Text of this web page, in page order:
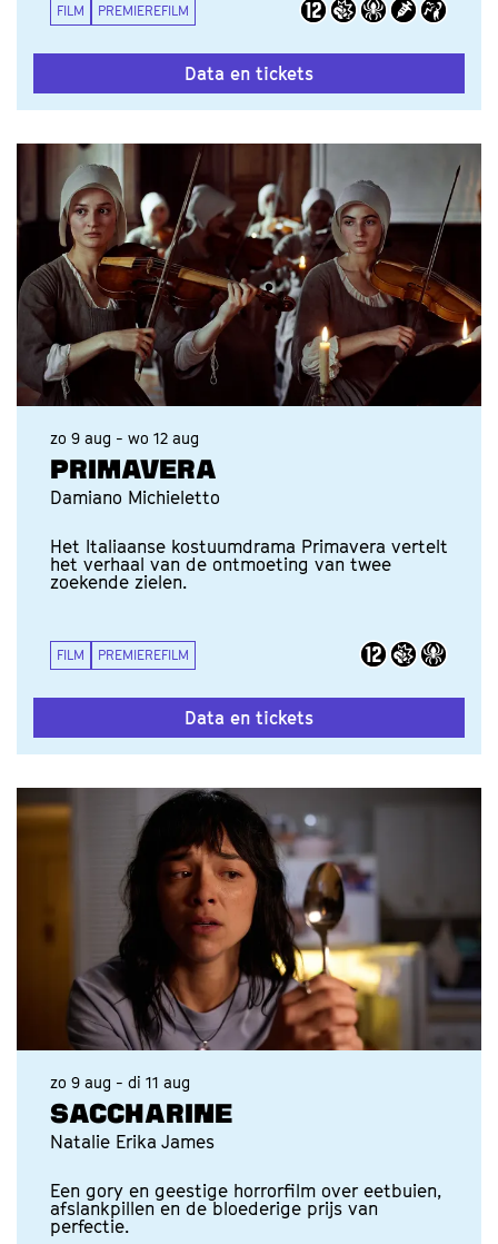
FILM PREMIEREFILM
Data en tickets
PRIMAVERA
Damiano Michieletto
zo 9 aug - wo 12 aug
Het Italiaanse kostuumdrama Primavera vertelt
het verhaal van de ontmoeting van twee
zoekende zielen.
FILM PREMIEREFILM
Data en tickets
SACCHARINE
Natalie Erika James
zo 9 aug - di 11 aug
Een gory en geestige horrorfilm over eetbuien,
afslankpillen en de bloederige prijs van
perfectie.